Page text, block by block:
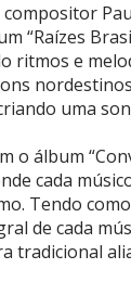
“Raízes
ritmos e
uma
o álbum
cada
Tendo
de cada
tradicional